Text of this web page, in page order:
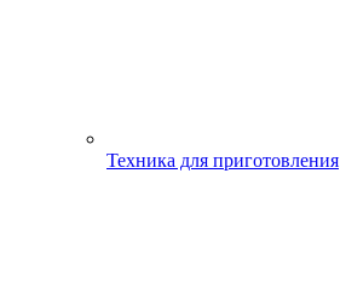
Техника для приготовления